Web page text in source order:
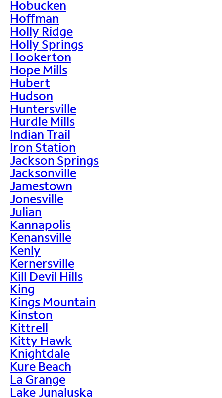
Hobucken
Hoffman
Holly Ridge
Holly Springs
Hookerton
Hope Mills
Hubert
Hudson
Huntersville
Hurdle Mills
Indian Trail
Iron Station
Jackson Springs
Jacksonville
Jamestown
Jonesville
Julian
Kannapolis
Kenansville
Kenly
Kernersville
Kill Devil Hills
King
Kings Mountain
Kinston
Kittrell
Kitty Hawk
Knightdale
Kure Beach
La Grange
Lake Junaluska